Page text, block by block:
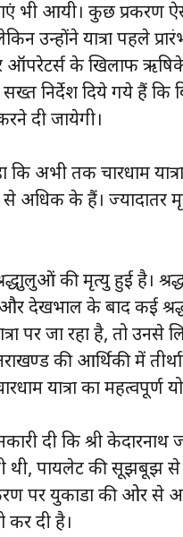
भी आयी। कुछ प्रकरण
उन्होंने यात्रा पहले
ऑपरेटर्स के खिलाफ
निर्देश दिये गये हैं कि
दी जायेगी।
अभी तक चारधाम
अधिक के हैं। ज्यादातर
की मृत्यु हुई है।
और देखभाल के बाद कई
पर जा रहा है, तो
की आर्थिकी में
यात्रा का महत्वपूर्ण
दी कि श्री केदारनाथ
पायलेट की सूझबूझ से
पर युकाडा की ओर से
कर दी है।